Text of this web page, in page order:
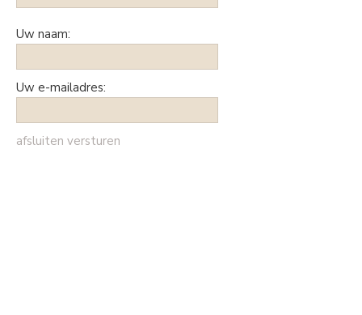
Uw naam:
Uw e-mailadres:
afsluiten versturen